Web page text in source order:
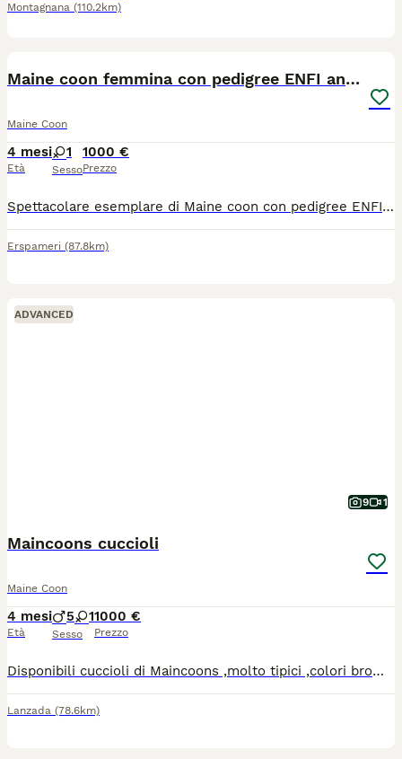
Montagnana (110.2km)
Maine coon femmina con pedigree ENFI anche libero
Maine Coon
4 mesi
Età
1
Sesso
1000 €
Prezzo
Spettacolare esemplare di Maine coon con pedigree ENFI anche libero!!! Colorazione stupenda!!! È già disponibile completa di tutto! Genitori testati e certificati! Possibilità di consegna! Per info 3204280348 Maria Rosa
Erspameri (87.8km)
ADVANCED
9 1
Maincoons cuccioli
Maine Coon
4 mesi
Età
5 1
Sesso
1000 €
Prezzo
Disponibili cuccioli di Maincoons ,molto tipici ,colori brown tabby e smoke .Entrambi i genitori esenti da malattie ereditarie ed ecocardio regolare.I cucvioli verranno ceduti dalla fine di Giugno con pedegree,vaccinazzioni,microchip ,sverminati e pedegree da compagnia,vige obbligo sterilizzazione.
Lanzada (78.6km)